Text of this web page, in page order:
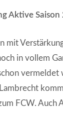
Aktive
mit
in vollem
FCW. Auch